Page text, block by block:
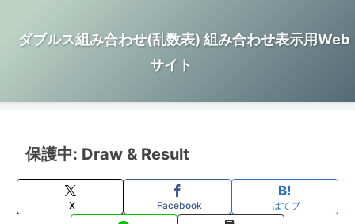
ダブルス組み合わせ(乱数表) 組み合わせ表示用Web
サイト
保護中: Draw & Result
X Facebook はてブ